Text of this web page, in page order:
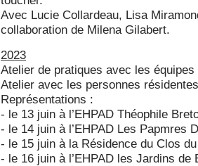
Avec Lucie Collardeau, Lisa
collaboration de Milena Gilabert.
2023
Atelier de pratiques avec les
Atelier avec les personnes
Représentations :
- le 13 juin à l’EHPAD Théophile
- le 14 juin à l’EHPAD Les Papmres
- le 15 juin à la Résidence du Clos
- le 16 juin à l’EHPAD les Jardins